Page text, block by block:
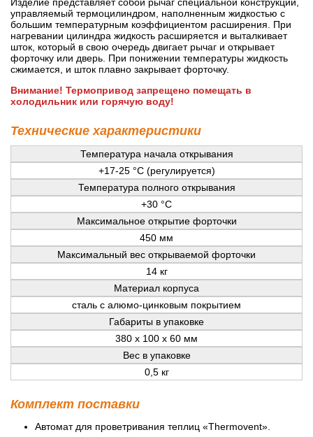
управляемый термоцилиндром, наполненным жидкостью с
большим температурным коэффициентом расширения. При
нагревании цилиндра жидкость расширяется и выталкивает
шток, который в свою очередь двигает рычаг и открывает
форточку или дверь. При понижении температуры жидкость
сжимается, и шток плавно закрывает форточку.
Внимание! Термопривод запрещено помещать в
холодильник или горячую воду!
Технические характеристики
Температура начала открывания
+17-25 °С (регулируется)
Температура полного открывания
+30 °С
Максимальное открытие форточки
450 мм
Максимальный вес открываемой форточки
14 кг
Материал корпуса
сталь с алюмо-цинковым покрытием
Габариты в упаковке
380 х 100 х 60 мм
Вес в упаковке
0,5 кг
Комплект поставки
Автомат для проветривания теплиц «Thermovent».